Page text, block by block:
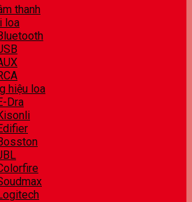
thanh
loa
hiệu loa
Dra